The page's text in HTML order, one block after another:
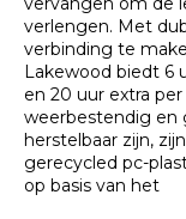
verlengen. Met
verbinding te
Lakewood biedt 6
en 20 uur extra
weerbestendig en
herstelbaar zijn,
gerecycled pc-
op basis van het